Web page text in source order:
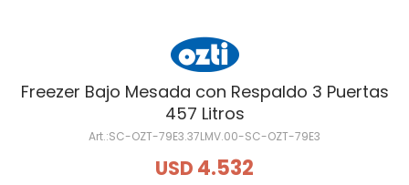
Freezer Bajo Mesada con Respaldo 3 Puertas
457 Litros
SC-OZT-79E3.37LMV.00-SC-OZT-79E3
USD 4.532